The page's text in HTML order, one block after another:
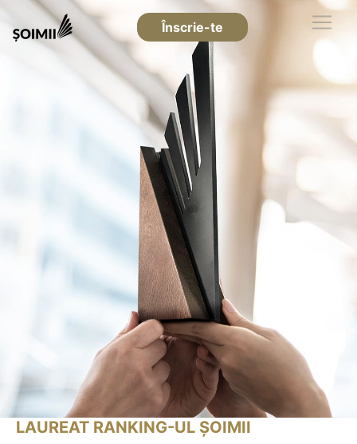
Înscrie-te
LAUREAT RANKING-UL ȘOIMII